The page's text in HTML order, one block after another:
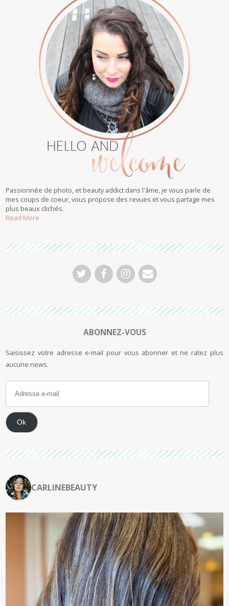
Passionnée de photo, et beauty addict dans l'âme, je vous parle de
mes coups de coeur, vous propose des revues et vous partage mes
plus beaux clichés.
Read More
ABONNEZ-VOUS
Saisissez votre adresse e-mail pour vous abonner et ne ratez plus
aucune news.
Ok
CARLINEBEAUTY